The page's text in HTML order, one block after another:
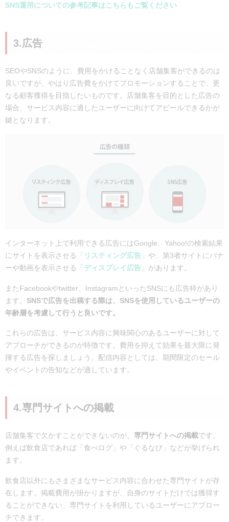
SNS運用についての参考記事はこちらもご覧ください
3.広告
SEOやSNSのように、費用をかけることなく店舗集客ができるのは
良いですが、やはり広告費をかけてプロモーションすることで、更
なる顧客獲得を目指したいものです。店舗集客を目的とした広告の
場合、サービス内容に適したユーザーに向けてアピールできるかが
鍵となります。
インターネット上で利用できる広告にはGoogle、Yahoo!の検索結果
にサイトを表示させる「 リスティング広告 」や、第3者サイトにバナ
ーや動画を表示させる「 ディスプレイ広告 」があります。
またFacebookやtwitter、InstagramといったSNSにも広告枠があり
ます。 SNSで広告を出稿する際は、SNSを使用しているユーザーの
年齢層を考慮して行うと良いです。
これらの広告は、サービス内容に興味関心のあるユーザーに対して
アプローチができるのが特徴です。費用を抑えて効果を最大限に発
揮する広告を探しましょう。配信内容としては、期間限定のセール
やイベントの告知などが適しています。
4.専門サイトへの掲載
店舗集客で欠かすことができないのが、 専門サイトへの掲載です。
例えば飲食店であれば「食べログ」や「ぐるなび」などが挙げられ
ます。
飲食店以外にもさまざまなサービス内容に合わせた専門サイトが存
在します。掲載費用が掛かりますが、自身のサイトだけでは獲得す
ることができない、専門サイトを利用しているユーザーにアプロー
チできます。